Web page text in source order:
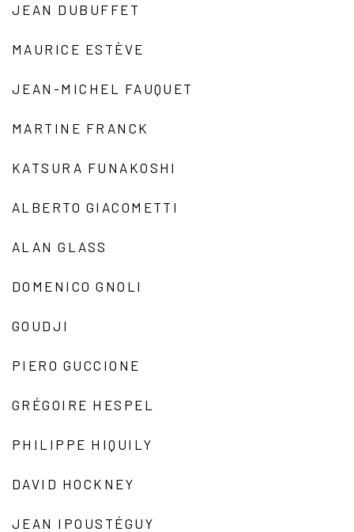
JEAN DUBUFFET
MAURICE ESTÈVE
JEAN-MICHEL FAUQUET
MARTINE FRANCK
KATSURA FUNAKOSHI
ALBERTO GIACOMETTI
ALAN GLASS
DOMENICO GNOLI
GOUDJI
PIERO GUCCIONE
GRÉGOIRE HESPEL
PHILIPPE HIQUILY
DAVID HOCKNEY
JEAN IPOUSTÉGUY